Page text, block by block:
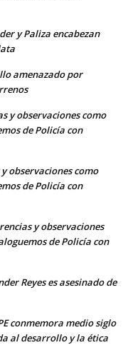
y Paliza encabezan
amenazado por
y observaciones como
de Policía con
observaciones como
de Policía con
y observaciones
de Policía con
Reyes es asesinado de
conmemora medio siglo
al desarrollo y la ética